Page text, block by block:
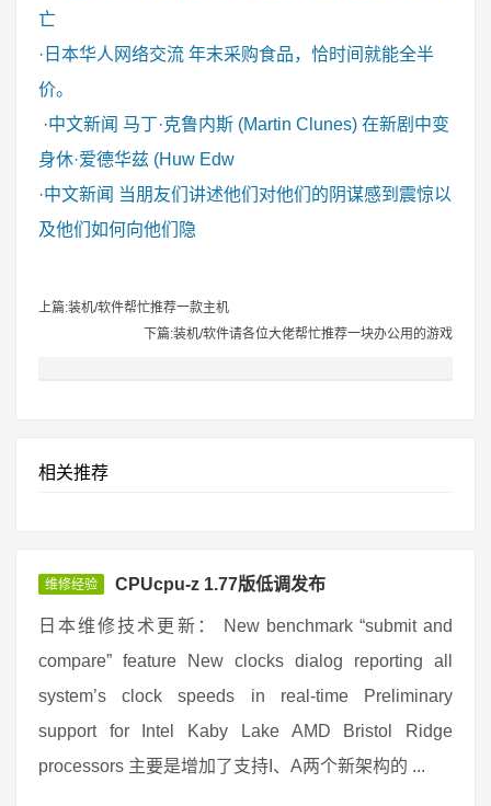
亡
· 日本华人网络交流 年末采购食品，恰时间就能全半
价。
·中文新闻 马丁·克鲁内斯 (Martin Clunes) 在新剧中变
身休·爱德华兹 (Huw Edw
·中文新闻 当朋友们讲述他们对他们的阴谋感到震惊以
及他们如何向他们隐
上篇:装机/软件帮忙推荐一款主机
下篇:装机/软件请各位大佬帮忙推荐一块办公用的游戏
相关推荐
维修经验 CPUcpu-z 1.77版低调发布
日本维修技术更新： New benchmark “submit and
compare” feature New clocks dialog reporting all
system’s clock speeds in real-time Preliminary
support for Intel Kaby Lake AMD Bristol Ridge
processors 主要是增加了支持I、A两个新架构的 ...